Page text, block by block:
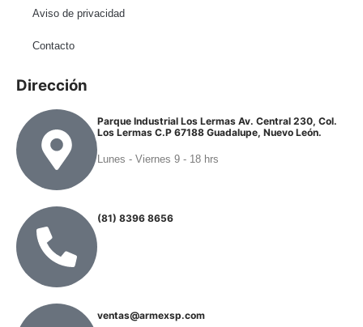
Aviso de privacidad
Contacto
Dirección
Parque Industrial Los Lermas Av. Central 230, Col.
Los Lermas C.P 67188 Guadalupe, Nuevo León.
Lunes - Viernes 9 - 18 hrs
(81) 8396 8656
ventas@armexsp.com